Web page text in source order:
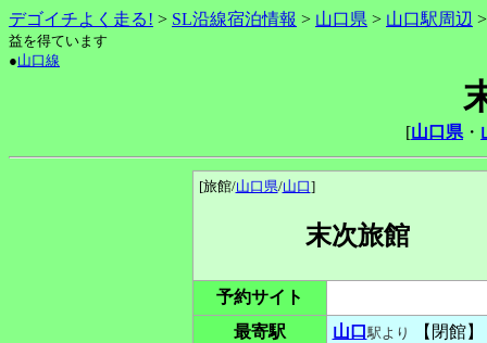
デゴイチよく走る! > SL沿線宿泊情報 > 山口県 > 山口駅周辺
益を得ています
●山口線
[山口県 ・
[旅館/山口県/山口]
末次旅館
予約サイト
最寄駅
山口 駅より
【閉館】